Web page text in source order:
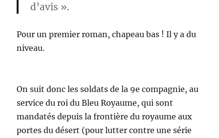
d’avis ».
Pour un premier roman, chapeau bas ! Il y a du
niveau.
On suit donc les soldats de la 9e compagnie, au
service du roi du Bleu Royaume, qui sont
mandatés depuis la frontière du royaume aux
portes du désert (pour lutter contre une série